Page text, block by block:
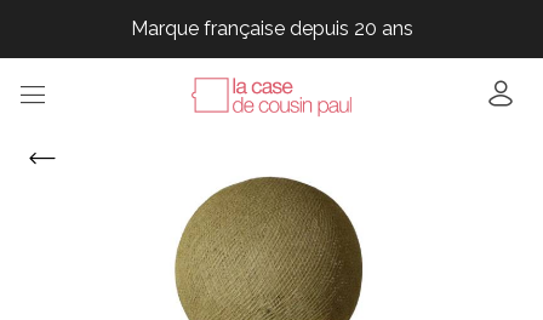
Marque française depuis 20 ans
Marque française depuis 20 ans
Marque française depuis 20 ans